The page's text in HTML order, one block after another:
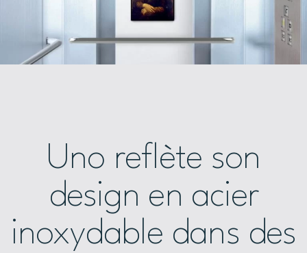
Uno reflète son
design en acier
inoxydable dans des